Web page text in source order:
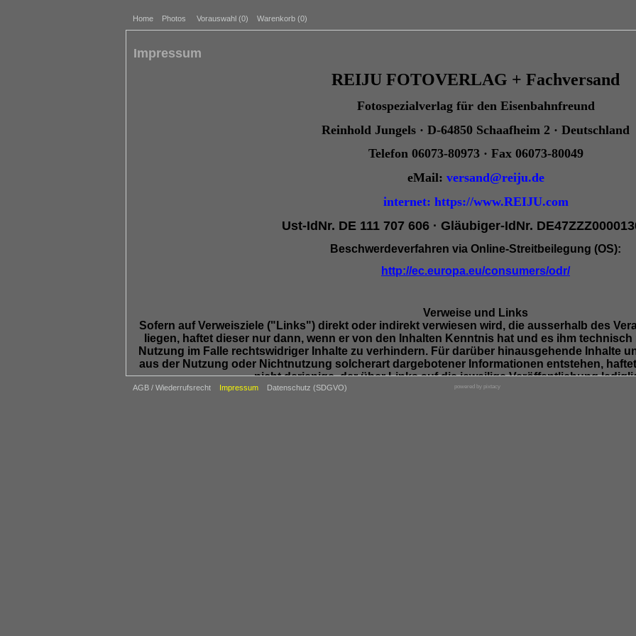
Home Photos Vorauswahl (0) Warenkorb (0)
AGB / Wiederrufsrecht Impressum Datenschutz (SDGVO) powered by pixtacy
Impressum
REIJU FOTOVERLAG + Fachversand
Fotospezialverlag für den Eisenbahnfreund
Reinhold Jungels · D-64850 Schaafheim 2 · Deutschland
Telefon 06073-80973 · Fax 06073-80049
eMail: versand@reiju.de
internet: https://www.REIJU.com
Ust-IdNr. DE 111 707 606 · Gläubiger-IdNr.
Beschwerdeverfahren via Online-Streitbeilegung (OS):
http://ec.europa.eu/consumers/odr/
Verweise und Links
Sofern auf Verweisziele ("Links") direkt oder indirekt verwiesen wird, die ausserhalb des
liegen, haftet dieser nur dann, wenn er von den Inhalten Kenntnis hat und es ihm
Nutzung im Falle rechtswidriger Inhalte zu verhindern. Für darüber hinausgehende Inhalte
aus der Nutzung oder Nichtnutzung solcherart dargebotener Informationen entstehen,
nicht derjenige, der über Links auf die jeweilige Veröffentlichung